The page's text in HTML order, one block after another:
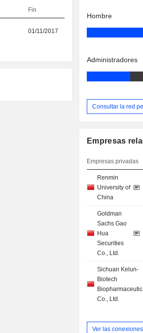
Fin
01/11/2017
Hombre
Administradores
Consultar la red
Empresas
Empresas privadas
Renmin
University of
China
Goldman
Sachs Gao
Hua
Securities
Co., Ltd.
Sichuan Kelun-
Biotech
Co., Ltd.
Ver las